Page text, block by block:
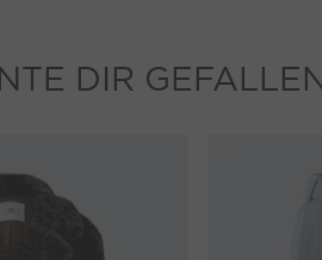
DIR